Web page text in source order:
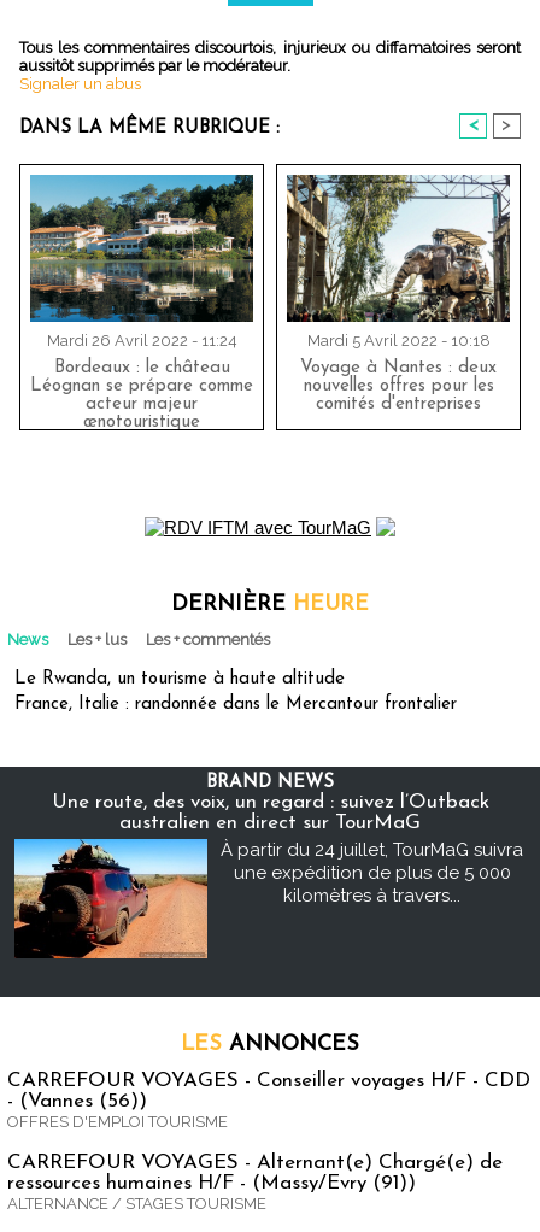
Tous les commentaires discourtois, injurieux ou diffamatoires seront
aussitôt supprimés par le modérateur.
Signaler un abus
DANS LA MÊME RUBRIQUE : < >
Mardi 26 Avril 2022 - 11:24
Bordeaux : le château
Léognan se prépare comme
acteur majeur
œnotouristique
Mardi 5 Avril 2022 - 10:18
Voyage à Nantes : deux
nouvelles offres pour les
comités d'entreprises
DERNIÈRE HEURE
News Les + lus Les + commentés
Le Rwanda, un tourisme à haute altitude
France, Italie : randonnée dans le Mercantour frontalier
BRAND NEWS
Une route, des voix, un regard : suivez l’Outback
australien en direct sur TourMaG
À partir du 24 juillet, TourMaG suivra
une expédition de plus de 5 000
kilomètres à travers...
LES ANNONCES
CARREFOUR VOYAGES - Conseiller voyages H/F - CDD
- (Vannes (56))
OFFRES D'EMPLOI TOURISME
CARREFOUR VOYAGES - Alternant(e) Chargé(e) de
ressources humaines H/F - (Massy/Evry (91))
ALTERNANCE / STAGES TOURISME